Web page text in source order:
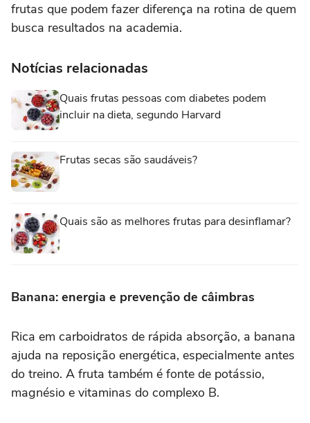
frutas que podem fazer diferença na rotina de quem
busca resultados na academia.
Notícias relacionadas
Quais frutas pessoas com diabetes podem
incluir na dieta, segundo Harvard
Frutas secas são saudáveis?
Quais são as melhores frutas para desinflamar?
Banana: energia e prevenção de câimbras
Rica em carboidratos de rápida absorção, a banana
ajuda na reposição energética, especialmente antes
do treino. A fruta também é fonte de potássio,
magnésio e vitaminas do complexo B.